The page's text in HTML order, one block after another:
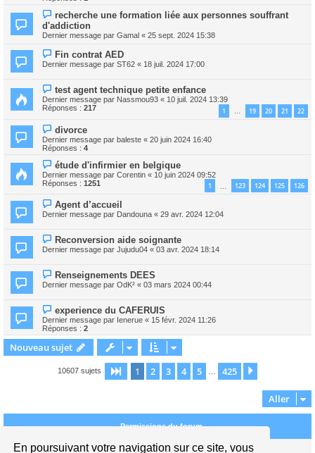
En poursuivant votre navigation sur ce site, vous
recherche une formation liée aux personnes souffrant
d'addiction
Dernier message par Gamal « 25 sept. 2024 15:38
Fin contrat AED
Dernier message par ST62 « 18 juil. 2024 17:00
test agent technique petite enfance
Dernier message par Nassmou93 « 10 juil. 2024 13:39
Réponses : 217 1 … 19 20 21 22
divorce
Dernier message par baleste « 20 juin 2024 16:40
Réponses : 4
étude d'infirmier en belgique
Dernier message par Corentin « 10 juin 2024 09:52
Réponses : 1251 1 123 124 125 126
Agent d’accueil
Dernier message par Dandouna « 29 avr. 2024 12:04
Reconversion aide soignante
Dernier message par Jujudu04 « 03 avr. 2024 18:14
Renseignements DEES
Dernier message par OdK² « 03 mars 2024 00:44
experience du CAFERUIS
Dernier message par Ienerue « 15 févr. 2024 11:26
Réponses : 2
Nouveau sujet
10607 sujets Page 1sur425
1 2 3 4 5 425
Aller
Permissions du forum
Vous ne pouvez pas publier de nouveaux sujets dans ce forum